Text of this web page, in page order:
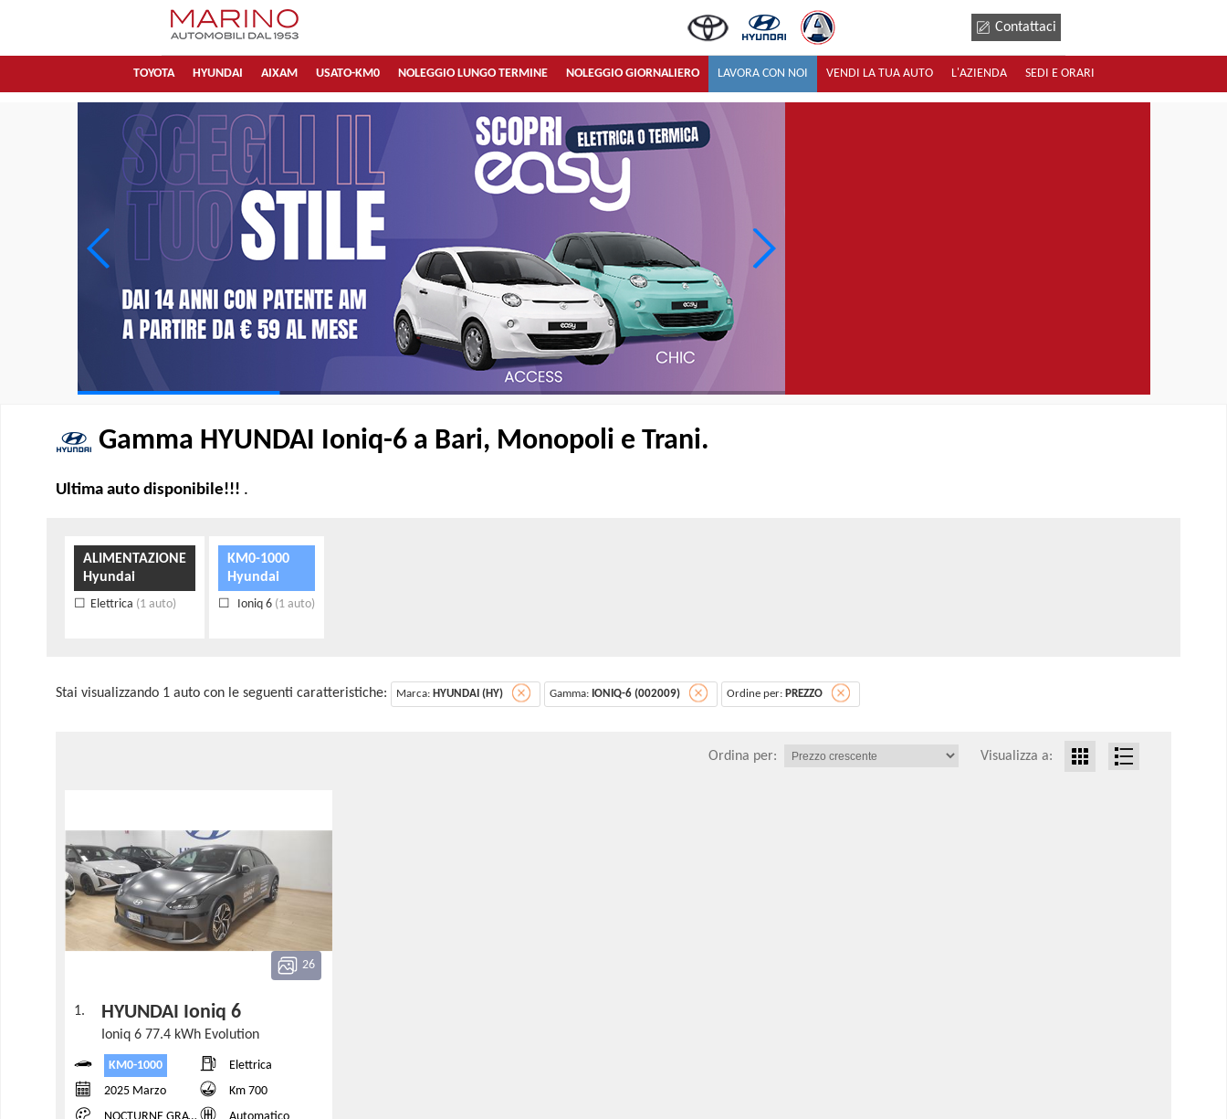
Contattaci
TOYOTA HYUNDAI AIXAM USATO-KM0 NOLEGGIO LUNGO TERMINE NOLEGGIO GIORNALIERO LAVORA CON NOI VENDI LA TUA AUTO L'AZIENDA SEDI E ORARI
Gamma HYUNDAI Ioniq-6 a Bari, Monopoli e Trani.
Ultima auto disponibile!!! .
ALIMENTAZIONE
Hyundai
Elettrica (1 auto)
KM0-1000
Hyundai
Ioniq 6 (1 auto)
Stai visualizzando 1 auto con le seguenti caratteristiche: Marca: HYUNDAI (HY) Gamma: IONIQ-6 (002009) Ordine per: PREZZO
Ordina per: Visualizza a:
26
1. HYUNDAI Ioniq 6
Ioniq 6 77.4 kWh Evolution
KM0-1000
Elettrica
2025 Marzo
Km 700